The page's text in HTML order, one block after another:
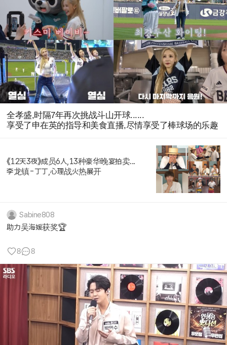
全孝盛,时隔7年再次挑战斗山开球......
享受了申在英的指导和美食直播,尽情享受了棒球场的乐趣
《12天3夜》成员6人,13种豪华晚宴拍卖...
李龙镇-丁丁,心理战火热展开
Sabine808
助力吴海媛获奖🏆
8 8